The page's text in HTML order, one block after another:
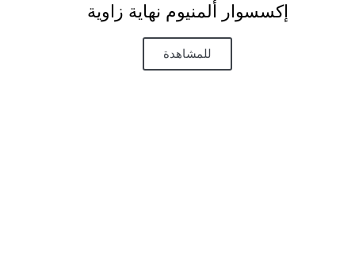
إكسسوار ألمنيوم نهاية زاوية​
للمشاهدة